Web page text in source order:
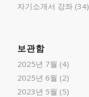
자기소개서 강좌(34)
보관함
2025년 7월 (4)
2025년 6월 (2)
2023년 5월 (5)